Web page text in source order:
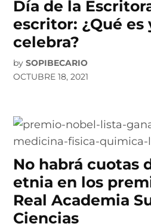
Día de la
escritor: ¿Qué es
celebra?
by SOPIBECARIO
OCTUBRE 18, 2021
No habrá cuotas
etnia en los
Real Academia
Ciencias